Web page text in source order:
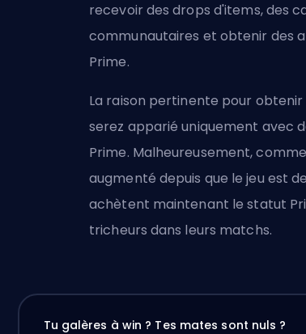
recevoir des drops d'items, des
communautaires et obtenir des
Prime.
La raison pertinente pour
serez apparié uniquement avec
Prime. Malheureusement,
augmenté depuis que le jeu est
achètent maintenant le statut
tricheurs dans leurs matchs.
Tu galères à win ? Tes mates sont nuls ?